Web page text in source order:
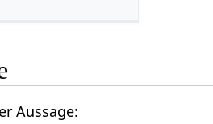
Hier findest du ein Vortragsvideo über Aussage‏‎: